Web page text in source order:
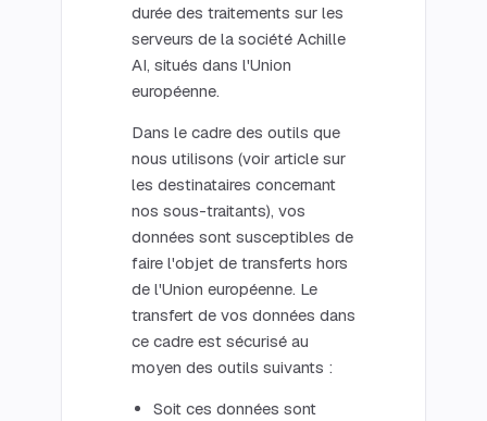
durée des traitements sur les
serveurs de la société Achille
AI, situés dans l'Union
européenne.
Dans le cadre des outils que
nous utilisons (voir article sur
les destinataires concernant
nos sous-traitants), vos
données sont susceptibles de
faire l'objet de transferts hors
de l'Union européenne. Le
transfert de vos données dans
ce cadre est sécurisé au
moyen des outils suivants :
Soit ces données sont